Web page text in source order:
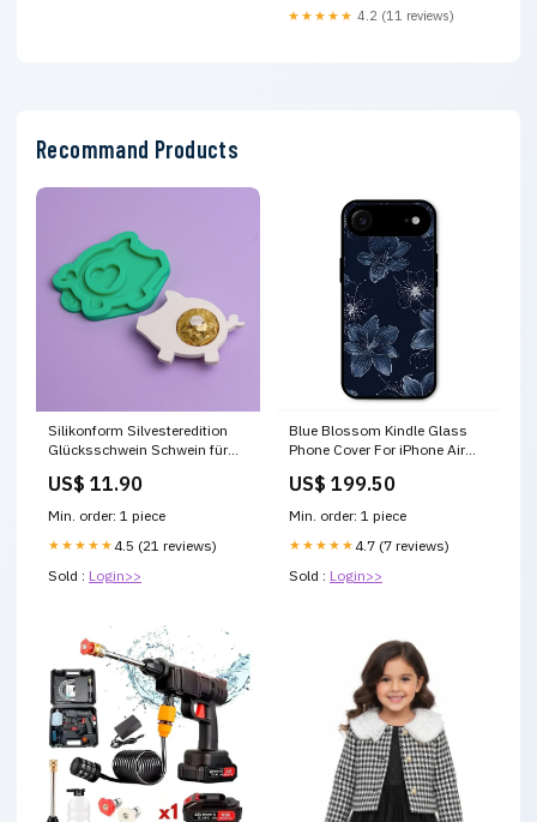
★★★★★ 4.2 (11 reviews)
Recommand Products
Silikonform Silvesteredition
Glücksschwein Schwein für
US$ 11.90
Min. order: 1 piece
★★★★★ 4.5 (21 reviews)
Sold : Login>>
Blue Blossom Kindle Glass
Phone Cover For iPhone Air
US$ 199.50
Min. order: 1 piece
★★★★★ 4.7 (7 reviews)
Sold : Login>>